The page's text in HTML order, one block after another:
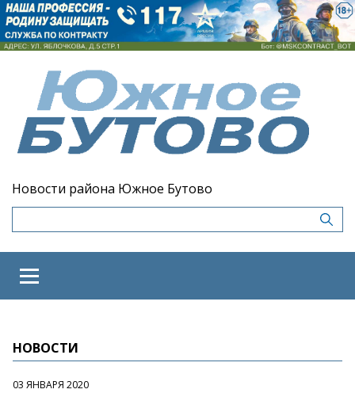
Новости района Южное Бутово
НОВОСТИ
03 ЯНВАРЯ 2020